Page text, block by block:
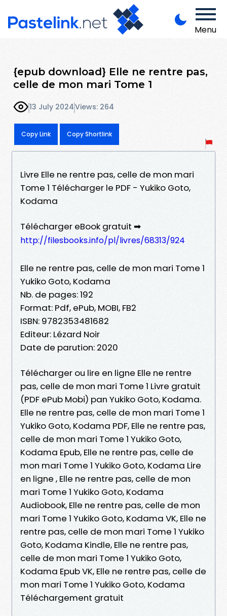
Menu
{epub download} Elle ne rentre pas,
celle de mon mari Tome 1
13 July 2024Views: 264
Copy Link Copy Shortlink
Livre Elle ne rentre pas, celle de mon mari
Tome 1 Télécharger le PDF - Yukiko Goto,
Kodama
Télécharger eBook gratuit ➡
http://filesbooks.info/pl/livres/68313/924
Elle ne rentre pas, celle de mon mari Tome 1
Yukiko Goto, Kodama
Nb. de pages: 192
Format: Pdf, ePub, MOBI, FB2
ISBN: 9782353481682
Editeur: Lézard Noir
Date de parution: 2020
Télécharger ou lire en ligne Elle ne rentre
pas, celle de mon mari Tome 1 Livre gratuit
(PDF ePub Mobi) pan Yukiko Goto, Kodama.
Elle ne rentre pas, celle de mon mari Tome 1
Yukiko Goto, Kodama PDF, Elle ne rentre pas,
celle de mon mari Tome 1 Yukiko Goto,
Kodama Epub, Elle ne rentre pas, celle de
mon mari Tome 1 Yukiko Goto, Kodama Lire
en ligne , Elle ne rentre pas, celle de mon
mari Tome 1 Yukiko Goto, Kodama
Audiobook, Elle ne rentre pas, celle de mon
mari Tome 1 Yukiko Goto, Kodama VK, Elle ne
rentre pas, celle de mon mari Tome 1 Yukiko
Goto, Kodama Kindle, Elle ne rentre pas,
celle de mon mari Tome 1 Yukiko Goto,
Kodama Epub VK, Elle ne rentre pas, celle de
mon mari Tome 1 Yukiko Goto, Kodama
Téléchargement gratuit